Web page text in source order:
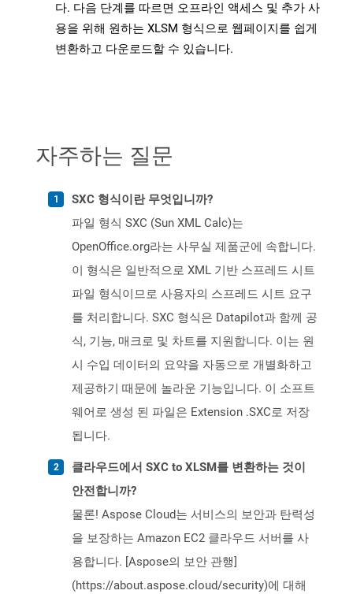
다. 다음 단계를 따르면 오프라인 액세스 및 추가 사
용을 위해 원하는 XLSM 형식으로 웹페이지를 쉽게
변환하고 다운로드할 수 있습니다.
자주하는 질문
SXC 형식이란 무엇입니까?
파일 형식 SXC (Sun XML Calc)는
OpenOffice.org라는 사무실 제품군에 속합니다.
이 형식은 일반적으로 XML 기반 스프레드 시트
파일 형식이므로 사용자의 스프레드 시트 요구
를 처리합니다. SXC 형식은 Datapilot과 함께 공
식, 기능, 매크로 및 차트를 지원합니다. 이는 원
시 수입 데이터의 요약을 자동으로 개별화하고
제공하기 때문에 놀라운 기능입니다. 이 소프트
웨어로 생성 된 파일은 Extension .SXC로 저장
됩니다.
클라우드에서 SXC to XLSM를 변환하는 것이
안전합니까?
물론! Aspose Cloud는 서비스의 보안과 탄력성
을 보장하는 Amazon EC2 클라우드 서버를 사
용합니다. [Aspose의 보안 관행]
(https://about.aspose.cloud/security)에 대해